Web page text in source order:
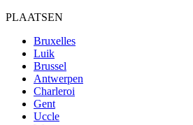
PLAATSEN
Bruxelles
Luik
Brussel
Antwerpen
Charleroi
Gent
Uccle